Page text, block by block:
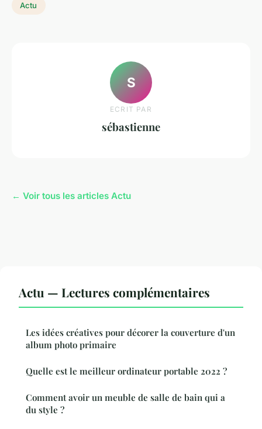
Actu
S
ECRIT PAR
sébastienne
← Voir tous les articles Actu
Actu — Lectures complémentaires
Les idées créatives pour décorer la couverture d'un
album photo primaire
Quelle est le meilleur ordinateur portable 2022 ?
Comment avoir un meuble de salle de bain qui a
du style ?